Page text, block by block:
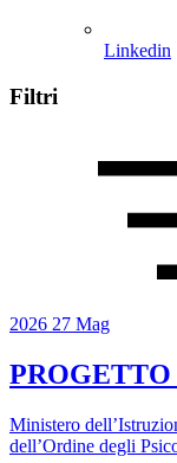
Linkedin
Filtri
2026 27 Mag
Ministero
dell’Ordine degli